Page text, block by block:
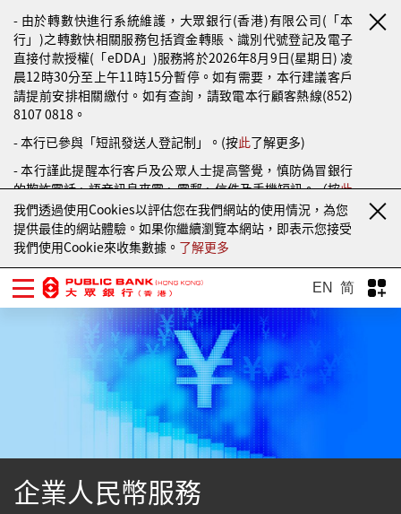
- 由於轉數快進行系統維護，大眾銀行(香港)有限公司(「本
行」)之轉數快相關服務包括資金轉賬、識別代號登記及電子
直接付款授權(「eDDA」)服務將於2026年8月9日(星期日) 凌
晨12時30分至上午11時15分暫停。如有需要，本行建議客戶
請提前安排相關繳付。如有查詢，請致電本行顧客熱線(852)
8107 0818。
- 本行已參與「短訊發送人登記制」。(按此了解更多)
- 本行謹此提醒本行客戶及公眾人士提高警覺，慎防偽冒銀行
的欺詐電話、語音訊息來電、電郵、信件及手機短訊。（按此
了解更多）
我們透過使用Cookies以評估您在我們網站的使用情況，為您
提供最佳的網站體驗。如果你繼續瀏覽本網站，即表示您接受
我們使用Cookie來收集數據。 了解更多
EN 简
企業人民幣服務